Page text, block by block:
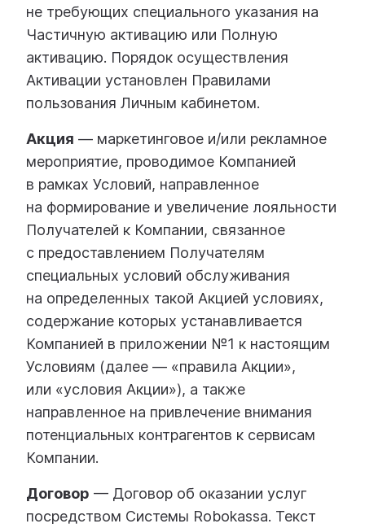
не требующих специального указания на
Частичную активацию или Полную
активацию. Порядок осуществления
Активации установлен Правилами
пользования Личным кабинетом.
Акция — маркетинговое и/или рекламное
мероприятие, проводимое Компанией
в рамках Условий, направленное
на формирование и увеличение лояльности
Получателей к Компании, связанное
с предоставлением Получателям
специальных условий обслуживания
на определенных такой Акцией условиях,
содержание которых устанавливается
Компанией в приложении №1 к настоящим
Условиям (далее — «правила Акции»,
или «условия Акции»), а также
направленное на привлечение внимания
потенциальных контрагентов к сервисам
Компании.
Договор — Договор об оказании услуг
посредством Системы Robokassa. Текст